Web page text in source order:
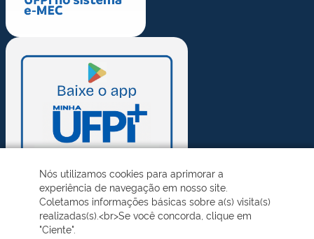
Nós utilizamos cookies para aprimorar a
experiência de navegação em nosso site.
Coletamos informações básicas sobre a(s) visita(s)
realizadas(s).<br>Se você concorda, clique em
"Ciente".